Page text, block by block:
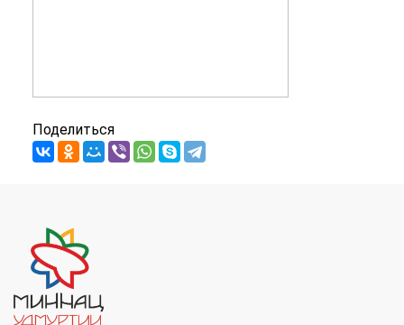
Поделиться